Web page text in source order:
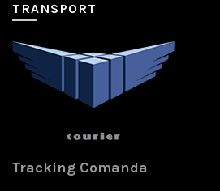
TRANSPORT
Tracking Comanda